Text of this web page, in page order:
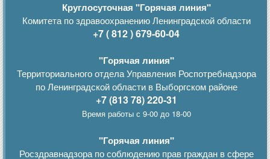
Круглосуточная "Горячая линия"
Комитета по здравоохранению Ленинградской области
+7 ( 812 ) 679-60-04
"Горячая линия"
Территориального отдела Управления Роспотребнадзора
по Ленинградской области в Выборгском районе
+7 (813 78) 220-31
Время работы с 9-00 до 18-00
"Горячая линия"
Росздравнадзора по соблюдению прав граждан в сфере